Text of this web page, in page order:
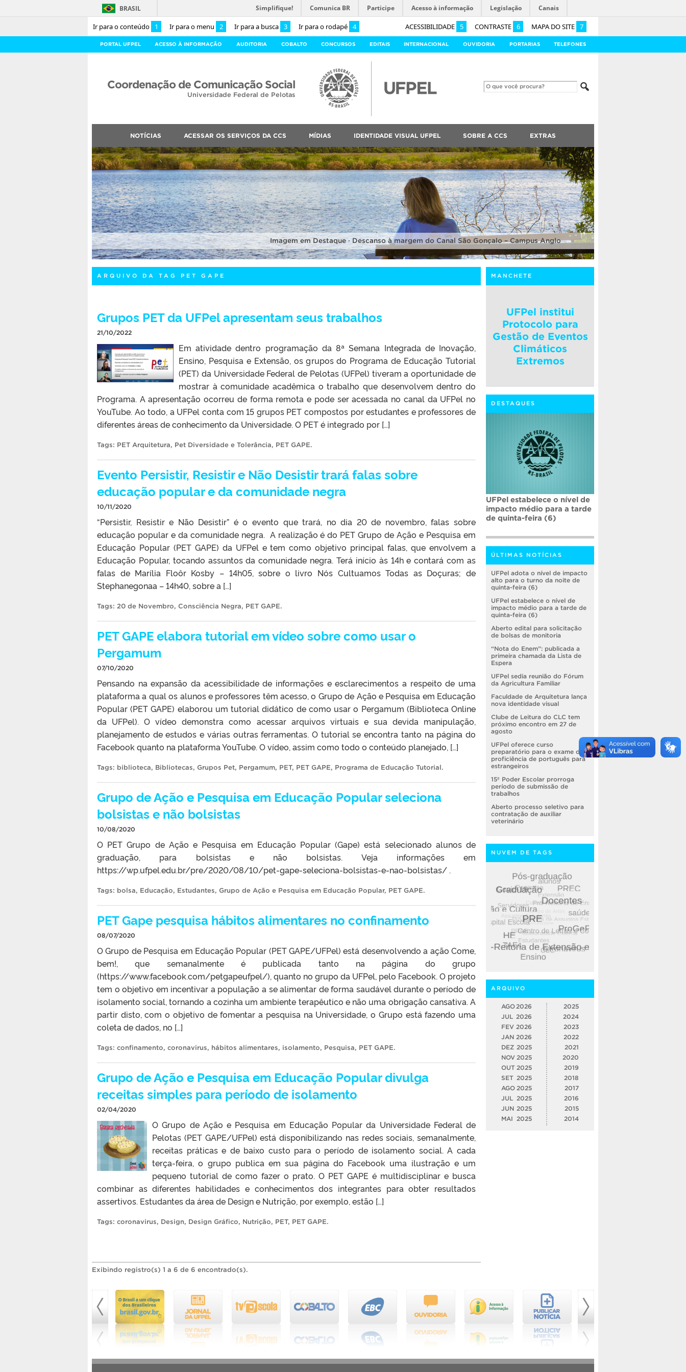
Ir para o conteúdo 1 Ir para o menu 2 Ir para a busca 3 Ir para o rodapé 4 ACESSIBILIDADE 5 CONTRASTE 6 MAPA DO SITE 7
BRASIL Simplifique! Comunica BR Participe Acesso à informação Legislação Canais
PORTAL UFPEL ACESSO À INFORMAÇÃO AUDITORIA COBALTO CONCURSOS EDITAIS INTERNACIONAL OUVIDORIA PORTARIAS TELEFONES
Coordenação de Comunicação Social
Universidade Federal de Pelotas
NOTÍCIAS ACESSAR OS SERVIÇOS DA CCS MÍDIAS IDENTIDADE VISUAL UFPEL SOBRE A CCS EXTRAS
Imagem em Destaque · Descanso à margem do Canal São Gonçalo – Campus Anglo
ARQUIVO DA TAG PET GAPE
Grupos PET da UFPel apresentam seus trabalhos
21/10/2022
Em atividade dentro programação da 8ª Semana Integrada de Inovação,
Ensino, Pesquisa e Extensão, os grupos do Programa de Educação Tutorial
(PET) da Universidade Federal de Pelotas (UFPel) tiveram a oportunidade de
mostrar à comunidade acadêmica o trabalho que desenvolvem dentro do
Programa. A apresentação ocorreu de forma remota e pode ser acessada no canal da UFPel no
YouTube. Ao todo, a UFPel conta com 15 grupos PET compostos por estudantes e professores de
diferentes áreas de conhecimento da Universidade. O PET é integrado por […]
Tags: PET Arquitetura, Pet Diversidade e Tolerância, PET GAPE.
Evento Persistir, Resistir e Não Desistir trará falas sobre
educação popular e da comunidade negra
10/11/2020
“Persistir, Resistir e Não Desistir” é o evento que trará, no dia 20 de novembro, falas sobre
educação popular e da comunidade negra. A realização é do PET Grupo de Ação e Pesquisa em
Educação Popular (PET GAPE) da UFPel e tem como objetivo principal falas, que envolvem a
Educação Popular, tocando assuntos da comunidade negra. Terá início às 14h e contará com as
falas de Marília Floôr Kosby – 14h05, sobre o livro Nós Cultuamos Todas as Doçuras; de
Stephanegonaa – 14h40, sobre a […]
Tags: 20 de Novembro, Consciência Negra, PET GAPE.
PET GAPE elabora tutorial em vídeo sobre como usar o
Pergamum
07/10/2020
Pensando na expansão da acessibilidade de informações e esclarecimentos a respeito de uma
plataforma a qual os alunos e professores têm acesso, o Grupo de Ação e Pesquisa em Educação
Popular (PET GAPE) elaborou um tutorial didático de como usar o Pergamum (Biblioteca Online
da UFPel). O vídeo demonstra como acessar arquivos virtuais e sua devida manipulação,
planejamento de estudos e várias outras ferramentas. O tutorial se encontra tanto na página do
Facebook quanto na plataforma YouTube. O vídeo, assim como todo o conteúdo planejado, […]
Tags: biblioteca, Bibliotecas, Grupos Pet, Pergamum, PET, PET GAPE, Programa de Educação Tutorial.
Grupo de Ação e Pesquisa em Educação Popular seleciona
bolsistas e não bolsistas
10/08/2020
O PET Grupo de Ação e Pesquisa em Educação Popular (Gape) está selecionado alunos de
graduação, para bolsistas e não bolsistas. Veja informações em
https://wp.ufpel.edu.br/pre/2020/08/10/pet-gape-seleciona-bolsistas-e-nao-bolsistas/ .
Tags: bolsa, Educação, Estudantes, Grupo de Ação e Pesquisa em Educação Popular, PET GAPE.
PET Gape pesquisa hábitos alimentares no confinamento
08/07/2020
O Grupo de Pesquisa em Educação Popular (PET GAPE/UFPel) está desenvolvendo a ação Come,
bem!, que semanalmente é publicada tanto na página do grupo
(https://www.facebook.com/petgapeufpel/), quanto no grupo da UFPel, pelo Facebook. O projeto
tem o objetivo em incentivar a população a se alimentar de forma saudável durante o período de
isolamento social, tornando a cozinha um ambiente terapêutico e não uma obrigação cansativa. A
partir disto, com o objetivo de fomentar a pesquisa na Universidade, o Grupo está fazendo uma
coleta de dados, no […]
Tags: confinamento, coronavirus, hábitos alimentares, isolamento, Pesquisa, PET GAPE.
Grupo de Ação e Pesquisa em Educação Popular divulga
receitas simples para período de isolamento
02/04/2020
O Grupo de Ação e Pesquisa em Educação Popular da Universidade Federal de
Pelotas (PET GAPE/UFPel) está disponibilizando nas redes sociais, semanalmente,
receitas práticas e de baixo custo para o período de isolamento social. A cada
terça-feira, o grupo publica em sua página do Facebook uma ilustração e um
pequeno tutorial de como fazer o prato. O PET GAPE é multidisciplinar e busca
combinar as diferentes habilidades e conhecimentos dos integrantes para obter resultados
assertivos. Estudantes da área de Design e Nutrição, por exemplo, estão […]
Tags: coronavirus, Design, Design Gráfico, Nutrição, PET, PET GAPE.
Exibindo registro(s) 1 a 6 de 6 encontrado(s).
MANCHETE
UFPel institui
Protocolo para
Gestão de Eventos
Climáticos
Extremos
DESTAQUES
UFPel estabelece o nível de
impacto médio para a tarde
de quinta-feira (6)
ÚLTIMAS NOTÍCIAS
UFPel adota o nível de impacto
alto para o turno da noite de
quinta-feira (6)
UFPel estabelece o nível de
impacto médio para a tarde de
quinta-feira (6)
Aberto edital para solicitação
de bolsas de monitoria
“Nota do Enem”: publicada a
primeira chamada da Lista de
Espera
UFPel sedia reunião do Fórum
da Agricultura Familiar
Faculdade de Arquitetura lança
nova identidade visual
Clube de Leitura do CLC tem
próximo encontro em 27 de
agosto
UFPel oferece curso
preparatório para o exame de
proficiência de português para
estrangeiros
15º Poder Escolar prorroga
período de submissão de
trabalhos
Aberto processo seletivo para
contratação de auxiliar
veterinário
NUVEM DE TAGS
ARQUIVO
AGO 2026
JUL 2026
FEV 2026
JAN 2026
DEZ 2025
NOV 2025
OUT 2025
SET 2025
AGO 2025
JUL
2025
JUN 2025
MAI
2025
2025
2024
2023
2022
2021
2020
2019
2018
2017
2016
2015
2014